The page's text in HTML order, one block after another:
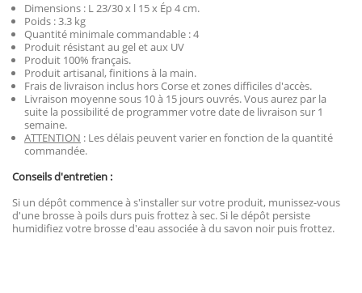
Dimensions : L 23/30 x l 15 x Ép 4 cm.
Poids : 3.3 kg
Quantité minimale commandable : 4
Produit résistant au gel et aux UV
Produit 100% français.
Produit artisanal, finitions à la main.
Frais de livraison inclus hors Corse et zones difficiles d'accès.
Livraison moyenne sous 10 à 15 jours ouvrés. Vous aurez par la
suite la possibilité de programmer votre date de livraison sur 1
semaine.
ATTENTION : Les délais peuvent varier en fonction de la quantité
commandée.
Conseils d'entretien :
Si un dépôt commence à s'installer sur votre produit, munissez-vous
d'une brosse à poils durs puis frottez à sec. Si le dépôt persiste
humidifiez votre brosse d'eau associée à du savon noir puis frottez.